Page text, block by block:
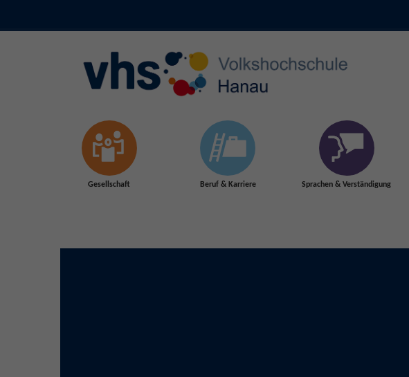
Gesellschaft Beruf & Karriere Sprachen & Verständigung